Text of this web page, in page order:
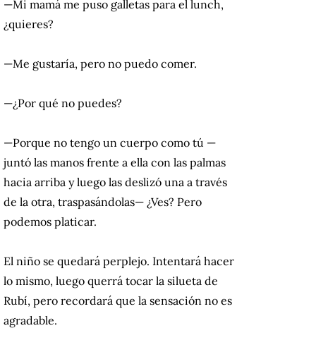
—Mi mamá me puso galletas para el lunch,
¿quieres?
—Me gustaría, pero no puedo comer.
—¿Por qué no puedes?
—Porque no tengo un cuerpo como tú —
juntó las manos frente a ella con las palmas
hacia arriba y luego las deslizó una a través
de la otra, traspasándolas— ¿Ves? Pero
podemos platicar.
El niño se quedará perplejo. Intentará hacer
lo mismo, luego querrá tocar la silueta de
Rubí, pero recordará que la sensación no es
agradable.